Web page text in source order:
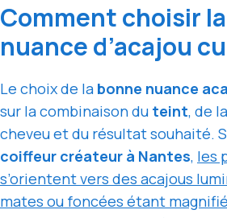
Comment choisir
nuance d’acajou
Le choix de la bonne nuance
sur la combinaison du teint, de
cheveu et du résultat souhaité.
coiffeur créateur à Nantes, les
s’orientent vers des acajous
mates ou foncées étant